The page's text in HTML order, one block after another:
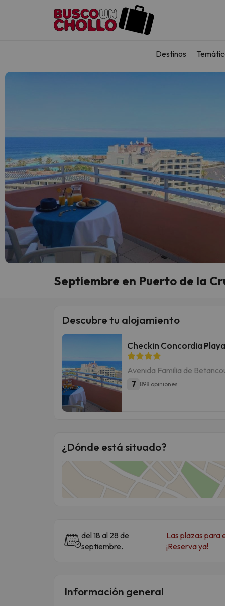
Destinos
Septiembre en Puerto de la
Descubre tu alojamiento
Checkin Concordia Playa
Avenida Familia de
7 898 opiniones
¿Dónde está situado?
del 18 al 28 de
septiembre.
Las plazas para
¡Reserva ya!
Información general